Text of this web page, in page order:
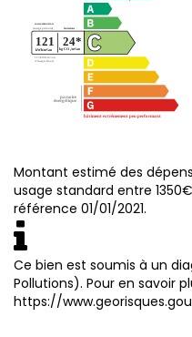
Montant estimé des
usage standard entre
référence 01/01/2021.
Ce bien est soumis à un
Pollutions). Pour en savoir
https://